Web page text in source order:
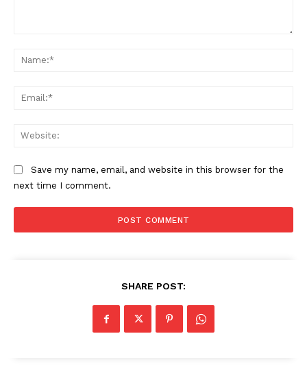
Save my name, email, and website in this browser for the
next time I comment.
SHARE POST: